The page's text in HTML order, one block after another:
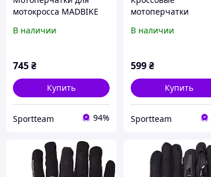
мотокросса MADBIKE
(M-XXL, черный)
В наличии
745₴
Купить
Sportteam 94%
мотоперчатки
XXL, черный)
В наличии
599₴
Купить
Sportteam